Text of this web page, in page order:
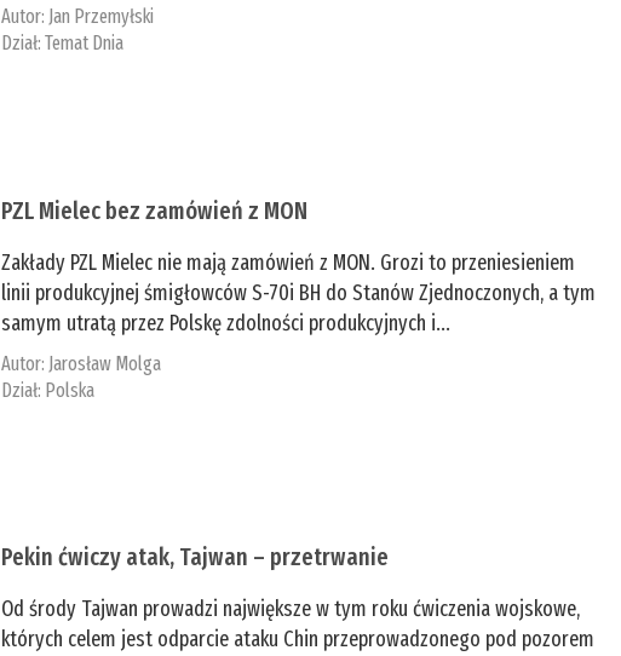
Autor: Jan Przemyłski
Dział:Temat Dnia
PZL Mielec bez zamówień z MON
Zakłady PZL Mielec nie mają zamówień z MON. Grozi to przeniesieniem
linii produkcyjnej śmigłowców S-70i BH do Stanów Zjednoczonych, a tym
samym utratą przez Polskę zdolności produkcyjnych i...
Autor: Jarosław Molga
Dział: Polska
Pekin ćwiczy atak, Tajwan – przetrwanie
Od środy Tajwan prowadzi największe w tym roku ćwiczenia wojskowe,
których celem jest odparcie ataku Chin przeprowadzonego pod pozorem